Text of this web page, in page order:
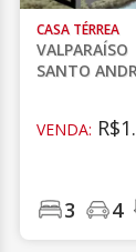
CASA TÉRREA
VALPARAÍSO
SANTO
VENDA:
3 4